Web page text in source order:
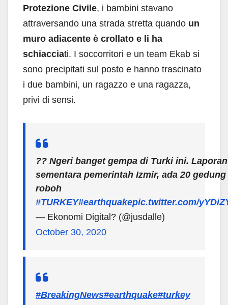
Protezione Civile, i bambini stavano
attraversando una strada stretta quando un
muro adiacente è crollato e li ha
schiacciati. I soccorritori e un team Ekab si
sono precipitati sul posto e hanno trascinato
i due bambini, un ragazzo e una ragazza,
privi di sensi.
?? Ngeri banget gempa di Turki ini. Laporan
sementara pemerintah Izmir, ada 20 gedung
roboh
#TURKEY#earthquakepic.twitter.com/
— Ekonomi Digital? (@jusdalle)
October 30, 2020
#BreakingNews#earthquake#turkey